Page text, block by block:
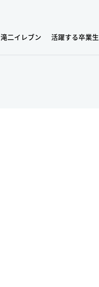
滝二イレブン 活躍する卒業生